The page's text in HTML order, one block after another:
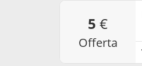
5 €
offerta